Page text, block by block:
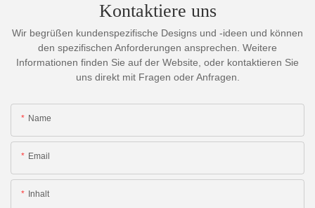
Kontaktiere uns
Wir begrüßen kundenspezifische Designs und -ideen und können
den spezifischen Anforderungen ansprechen. Weitere
Informationen finden Sie auf der Website, oder kontaktieren Sie
uns direkt mit Fragen oder Anfragen.
Name
Email
Inhalt